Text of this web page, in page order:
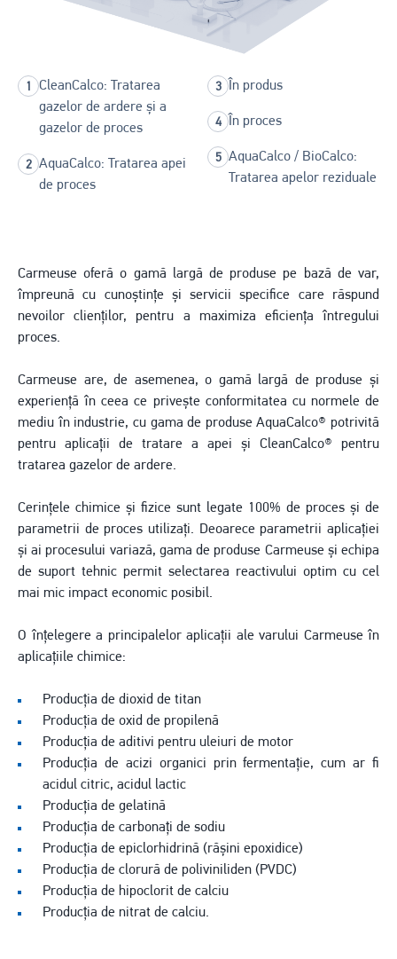
CleanCalco: Tratarea
gazelor de ardere și a
gazelor de proces
AquaCalco: Tratarea apei
de proces
În produs
În proces
AquaCalco / BioCalco:
Tratarea apelor reziduale
Carmeuse oferă o gamă largă de produse pe bază de var,
împreună cu cunoștințe și servicii specifice care răspund
nevoilor clienților, pentru a maximiza eficiența întregului
proces.
Carmeuse are, de asemenea, o gamă largă de produse și
experiență în ceea ce privește conformitatea cu normele de
mediu în industrie, cu gama de produse AquaCalco® potrivită
pentru aplicații de tratare a apei și CleanCalco® pentru
tratarea gazelor de ardere.
Cerințele chimice și fizice sunt legate 100% de proces și de
parametrii de proces utilizați. Deoarece parametrii aplicației
și ai procesului variază, gama de produse Carmeuse și echipa
de suport tehnic permit selectarea reactivului optim cu cel
mai mic impact economic posibil.
O înțelegere a principalelor aplicații ale varului Carmeuse în
aplicațiile chimice:
Producția de dioxid de titan
Producția de oxid de propilenă
Producția de aditivi pentru uleiuri de motor
Producția de acizi organici prin fermentație, cum ar fi
acidul citric, acidul lactic
Producția de gelatină
Producția de carbonați de sodiu
Producția de epiclorhidrină (rășini epoxidice)
Producția de clorură de poliviniliden (PVDC)
Producția de hipoclorit de calciu
Producția de nitrat de calciu.